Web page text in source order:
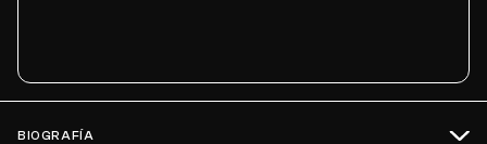
BIOGRAFÍA